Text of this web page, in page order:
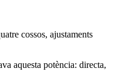
cossos, ajustaments
aquesta potència: directa,